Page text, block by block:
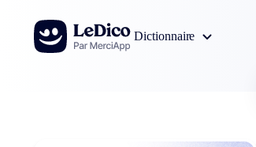
Aller au contenu
Dictionnaire